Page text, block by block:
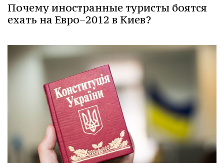
Почему иностранные туристы боятся
ехать на Евро−2012 в Киев?